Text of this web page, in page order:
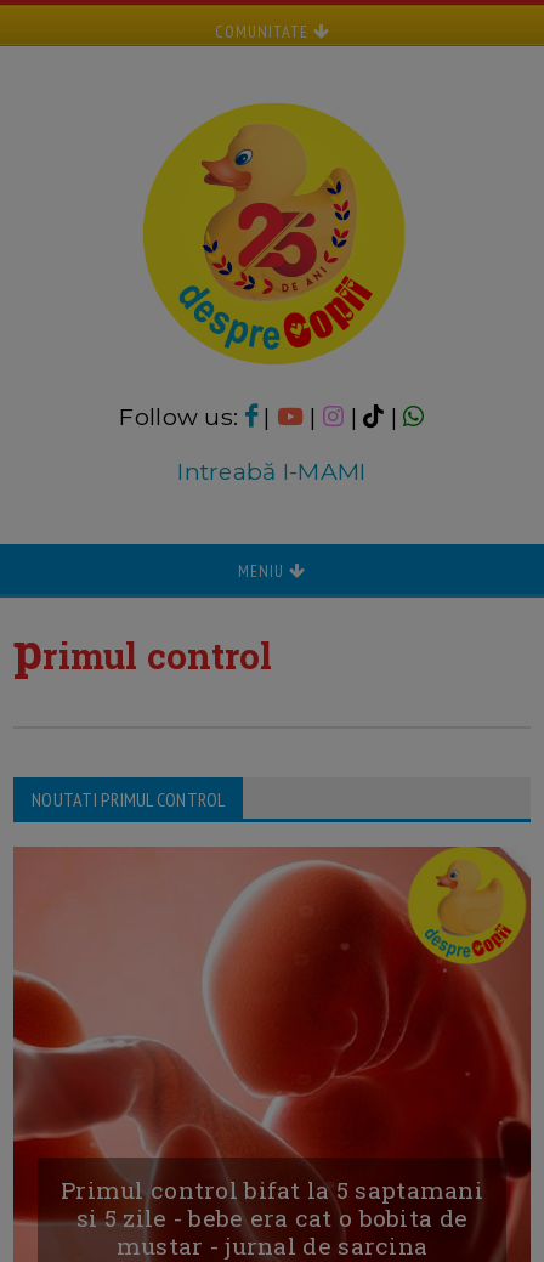
COMUNITATE
Follow us: | | |
|
Intreabă I-MAMI
MENIU
primul control
NOUTATI PRIMUL CONTROL
Primul control bifat la 5 saptamani
si 5 zile - bebe era cat o bobita de
mustar - jurnal de sarcina